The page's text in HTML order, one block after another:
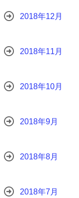
2018年12月
2018年11月
2018年10月
2018年9月
2018年8月
2018年7月